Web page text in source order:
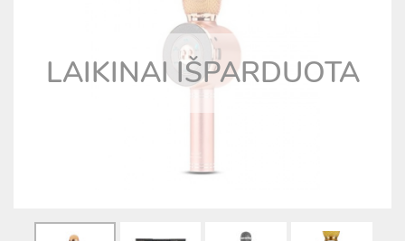
LAIKINAI IŠPARDUOTA